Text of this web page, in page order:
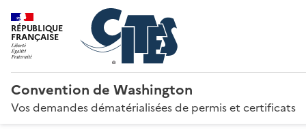
RÉPUBLIQUE
FRANÇAISE
Convention de Washington
Vos demandes dématérialisées de permis et certificats